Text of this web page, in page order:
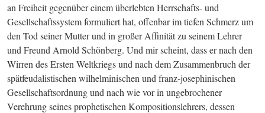
an Freiheit gegenüber einem überlebten Herrschafts- und
Gesellschaftssystem formuliert hat, offenbar im tiefen Schmerz um
den Tod seiner Mutter und in großer Affinität zu seinem Lehrer
und Freund Arnold Schönberg. Und mir scheint, dass er nach den
Wirren des Ersten Weltkriegs und nach dem Zusammenbruch der
spätfeudalistischen wilhelminischen und franz-josephinischen
Gesellschaftsordnung und nach wie vor in ungebrochener
Verehrung seines prophetischen Kompositionslehrers, dessen